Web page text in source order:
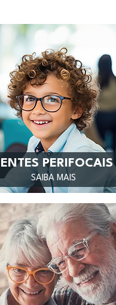
PERIFOCAIS
SAIBA MAIS